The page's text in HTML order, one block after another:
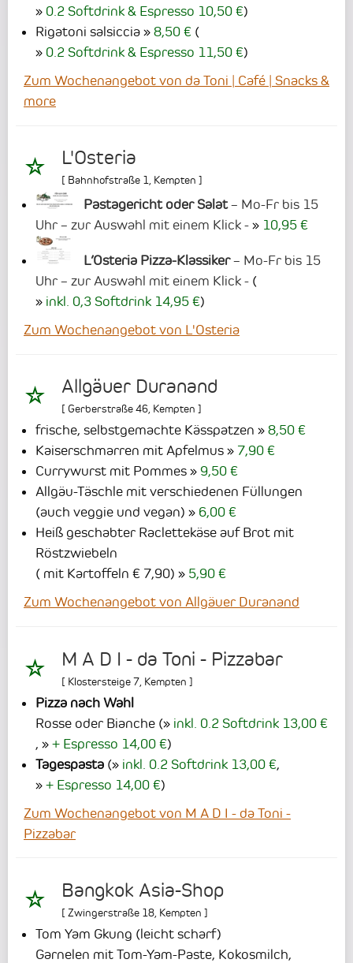
0.2 Softdrink & Espresso 10,50 €)
Rigatoni salsiccia
8,50 € (
0.2 Softdrink & Espresso 11,50 €)
Zum Wochenangebot von da Toni | Café | Snacks &
more
L'Osteria
[ Bahnhofstraße 1, Kempten ]
Pastagericht oder Salat– Mo-Fr bis 15
Uhr – zur Auswahl mit einem Klick -
10,95 €
L’Osteria Pizza-Klassiker– Mo-Fr bis 15
Uhr – zur Auswahl mit einem Klick - (
inkl. 0,3 Softdrink 14,95 €)
Zum Wochenangebot von L'Osteria
Allgäuer Duranand
[ Gerberstraße 46, Kempten ]
frische, selbstgemachte Kässpatzen
8,50 €
Kaiserschmarren mit Apfelmus
7,90 €
Currywurst mit Pommes
9,50 €
Allgäu-Täschle mit verschiedenen Füllungen
(auch veggie und vegan)
6,00 €
Heiß geschabter Raclettekäse auf Brot mit
Röstzwiebeln
( mit Kartoffeln € 7,90)
5,90 €
Zum Wochenangebot von Allgäuer Duranand
M A D I - da Toni - Pizzabar
[ Klostersteige 7 Kempten ]
Pizza nach Wahl
Rosse oder Bianche (
inkl. 0.2 Softdrink 13,00 €
,
+ Espresso 14,00 €)
Tagespasta ( inkl. 0.2 Softdrink 13,00 €,
+ Espresso 14,00 €)
Zum Wochenangebot von M A D I - da Toni -
Pizzabar
Bangkok Asia-Shop
[ Zwingerstraße 18 Kempten ]
Tom Yam Gkung (leicht scharf)
Garnelen mit Tom-Yam-Paste, Kokosmilch,